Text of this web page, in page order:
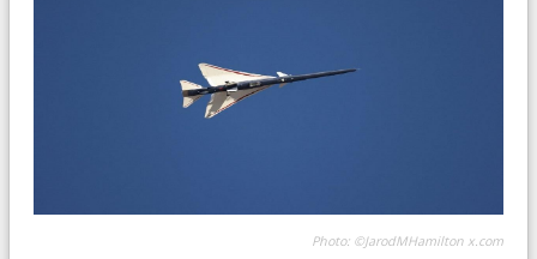
Photo: ©JarodMHamilton x.com